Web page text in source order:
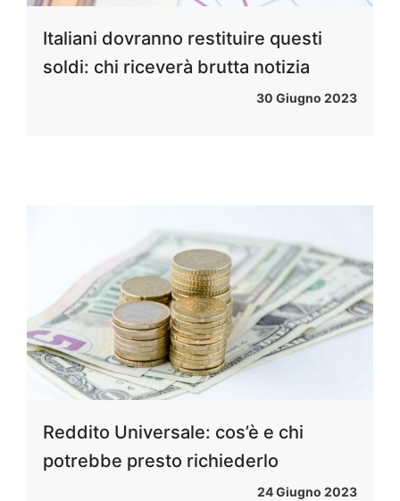
Italiani dovranno restituire questi
soldi: chi riceverà brutta notizia
30 Giugno 2023
Reddito Universale: cos’è e chi
potrebbe presto richiederlo
24 Giugno 2023